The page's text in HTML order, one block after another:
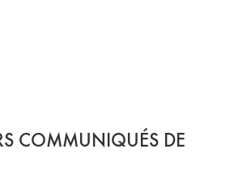
COMMUNIQUÉS DE